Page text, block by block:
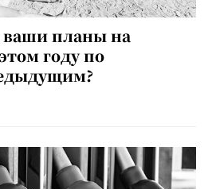
ваши планы на
году по